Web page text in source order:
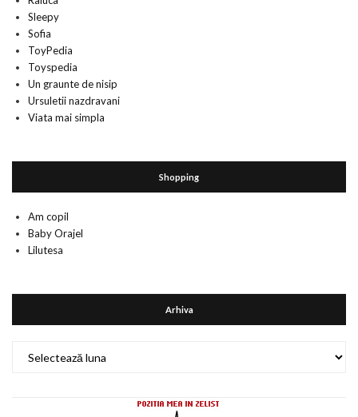
Sleepy
Sofia
ToyPedia
Toyspedia
Un graunte de nisip
Ursuletii nazdravani
Viata mai simpla
Shopping
Am copil
Baby Orajel
Lilutesa
Arhiva